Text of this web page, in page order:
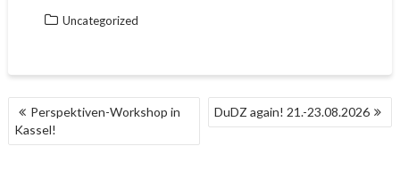
Uncategorized
BEITRAGSNAVIGATION
Perspektiven-Workshop in
Kassel!
DuDZ again! 21.-23.08.2026